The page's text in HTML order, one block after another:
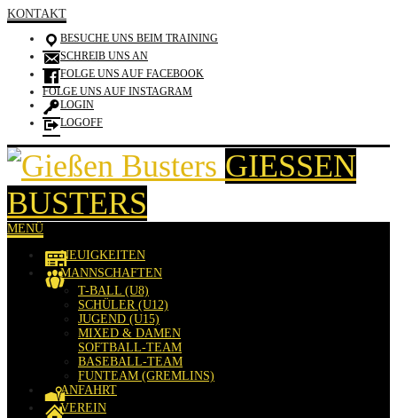
KONTAKT
BESUCHE UNS BEIM TRAINING
SCHREIB UNS AN
FOLGE UNS AUF FACEBOOK
FOLGE UNS AUF INSTAGRAM
LOGIN
LOGOFF
GIESSEN B
USTERS
MENÜ
NEUIGKEITEN
MANNSCHAFTEN
T-BALL (U8)
SCHÜLER (U12)
JUGEND (U15)
MIXED & DAMEN
SOFTBALL-TEAM
BASEBALL-TEAM
FUNTEAM (GREMLINS)
ANFAHRT
VEREIN